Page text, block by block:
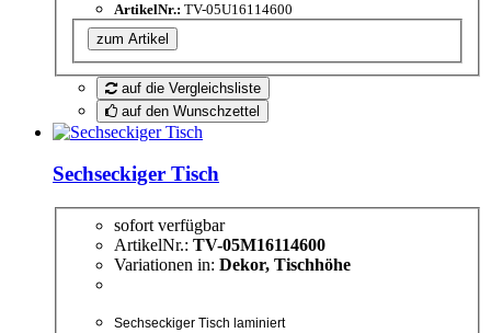
ArtikelNr.: TV-05U16114600
zum Artikel
auf die Vergleichsliste
auf den Wunschzettel
Sechseckiger Tisch
sofort verfügbar
ArtikelNr.: TV-05M16114600
Variationen in: Dekor, Tischhöhe
Sechseckiger Tisch laminiert